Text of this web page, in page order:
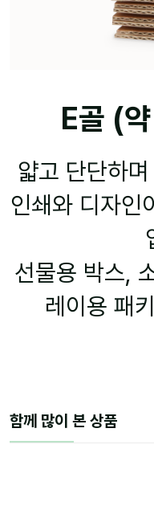
E골 (
얇고 단단하
인쇄와 디자인
선물용 박스,
레이용 패
함께 많이 본 상품